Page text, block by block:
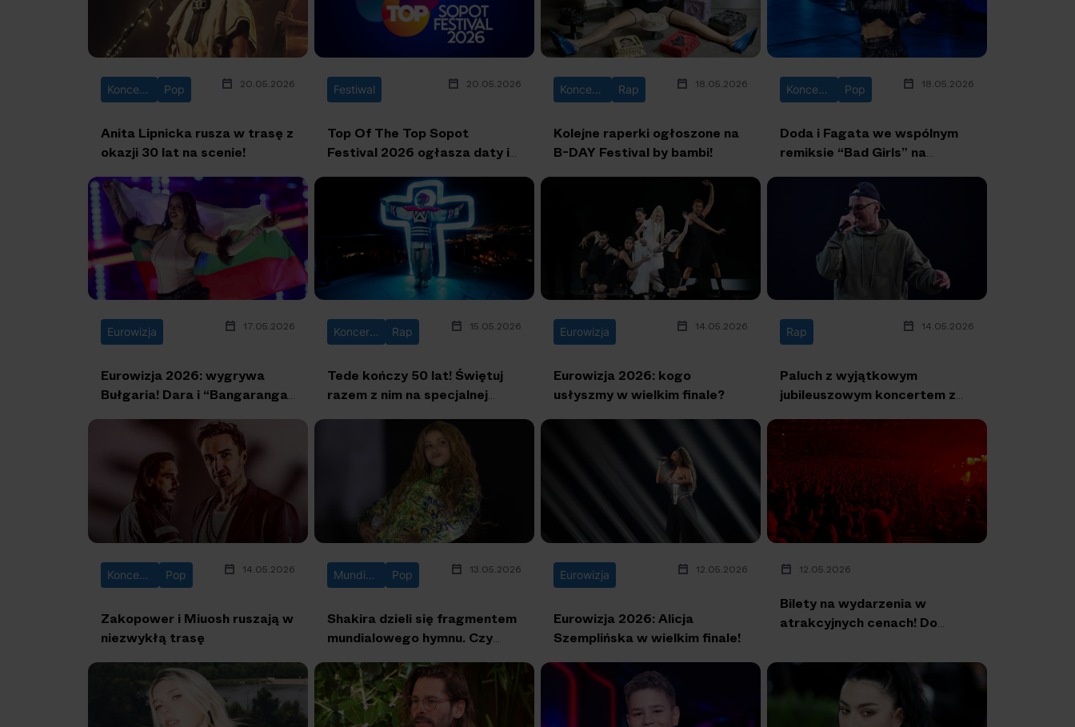
Koncerty Pop 20.05.2026
Anita Lipnicka rusza w trasę z
okazji 30 lat na scenie!
Festiwal 20.05.2026
Top Of The Top Sopot
Festival 2026 ogłasza daty i
Koncerty Rap 18.05.2026
Kolejne raperki ogłoszone na
B-DAY Festival by bambi!
Koncerty Pop 18.05.2026
Doda i Fagata we wspólnym
remiksie “Bad Girls” na
Eurowizja 17.05.2026
Eurowizja 2026: wygrywa
Bułgaria! Dara i “Bangaranga”
Koncerty Rap 15.05.2026
Tede kończy 50 lat! Świętuj
razem z nim na specjalnej
Eurowizja 14.05.2026
Eurowizja 2026: kogo
usłyszmy w wielkim finale?
Rap 14.05.2026
Paluch z wyjątkowym
jubileuszowym koncertem z
dekady od legendarnego
albumu
Koncerty Pop 14.05.2026
Zakopower i Miuosh ruszają w
niezwykłą trasę
Mundial 2026 Pop 13.05.2026
Shakira dzieli się fragmentem
mundialowego hymnu. Czy
Waka”?
Eurowizja 12.05.2026
Eurowizja 2026: Alicja
Szemplińska w wielkim finale!
12.05.2026
Bilety na wydarzenia w
atrakcyjnych cenach! Do
na eBilet.pl?